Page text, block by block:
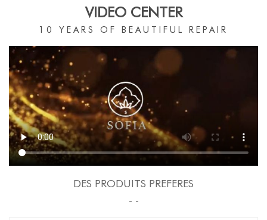
VIDEO CENTER
10 YEARS OF BEAUTIFUL REPAIR
DES PRODUITS PREFERES
- -